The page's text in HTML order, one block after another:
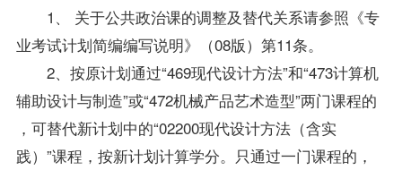
1、 关于公共政治课的调整及替代关系请参照《专
业考试计划简编编写说明》（08版）第11条。
2、按原计划通过“469现代设计方法”和“473计算机
辅助设计与制造”或“472机械产品艺术造型”两门课程的
，可替代新计划中的“02200现代设计方法（含实
践）”课程，按新计划计算学分。只通过一门课程的，